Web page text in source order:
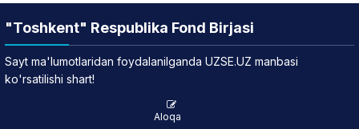
"Toshkent" Respublika Fond Birjasi
Sayt ma'lumotlaridan foydalanilganda UZSE.UZ manbasi
ko'rsatilishi shart!
Aloqa